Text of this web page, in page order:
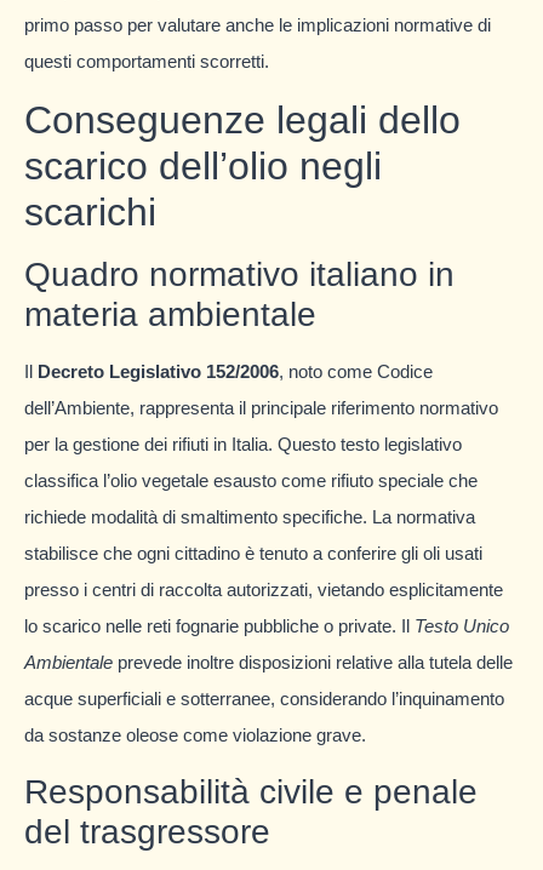
primo passo per valutare anche le implicazioni normative di
questi comportamenti scorretti.
Conseguenze legali dello
scarico dell’olio negli
scarichi
Quadro normativo italiano in
materia ambientale
Il Decreto Legislativo 152/2006, noto come Codice
dell’Ambiente, rappresenta il principale riferimento normativo
per la gestione dei rifiuti in Italia. Questo testo legislativo
classifica l’olio vegetale esausto come rifiuto speciale che
richiede modalità di smaltimento specifiche. La normativa
stabilisce che ogni cittadino è tenuto a conferire gli oli usati
presso i centri di raccolta autorizzati, vietando esplicitamente
lo scarico nelle reti fognarie pubbliche o private. Il Testo Unico
Ambientale prevede inoltre disposizioni relative alla tutela delle
acque superficiali e sotterranee, considerando l’inquinamento
da sostanze oleose come violazione grave.
Responsabilità civile e penale
del trasgressore